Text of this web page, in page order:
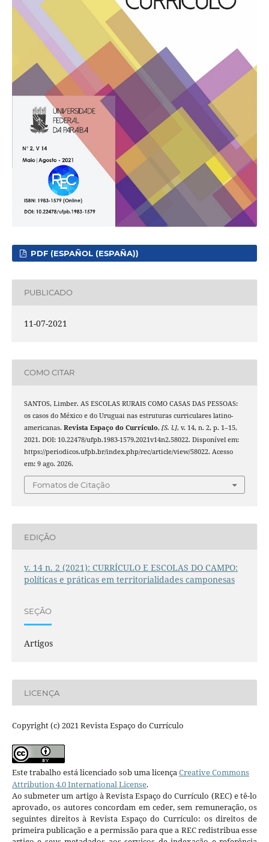
PDF (ESPAÑOL (ESPAÑA))
PUBLICADO
11-07-2021
COMO CITAR
SANTOS, Limber. AS ESCOLAS RURAIS COMO CASAS DAS PESSOAS:
os casos do México e do Uruguai nas estruturas curriculares latino-
americanas. Revista Espaço do Currículo, [S. l.], v. 14, n. 2, p. 1–15,
2021. DOI: 10.22478/ufpb.1983-1579.2021v14n2.58022. Disponível em:
https://periodicos.ufpb.br/index.php/rec/article/view/58022. Acesso
em: 9 ago. 2026.
Fomatos de Citação
EDIÇÃO
v. 14 n. 2 (2021): CURRÍCULO E ESCOLAS DO CAMPO:
políticas e práticas em territorialidades camponesas
SEÇÃO
Artigos
LICENÇA
Copyright (c) 2021 Revista Espaço do Currículo
Este trabalho está licenciado sob uma licença Creative Commons
Attribution 4.0 International License.
Ao submeter um artigo à Revista Espaço do Currículo (REC) e tê-lo
aprovado, os autores concordam em ceder, sem remuneração, os
seguintes direitos à Revista Espaço do Currículo: os direitos de
primeira publicação e a permissão para que a REC redistribua esse